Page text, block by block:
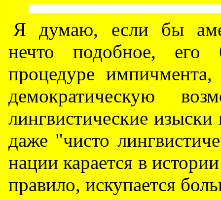
Я думаю, если бы
нечто подобное, его
процедуре
демократическую
лингвистические
даже "чисто
нации карается в
правило, искупается